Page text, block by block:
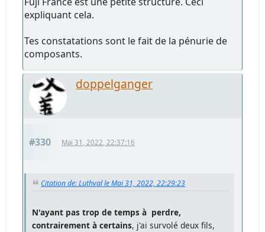
expliquant cela.
Tes constatations sont le fait de la pénurie de
composants.
doppelganger
#330 Mai 31, 2022, 22:37:16
Citation de: Luthval le Mai 31, 2022, 22:29:23
N'ayant pas trop de temps à perdre,
contrairement à certains, j'ai survolé deux fils,